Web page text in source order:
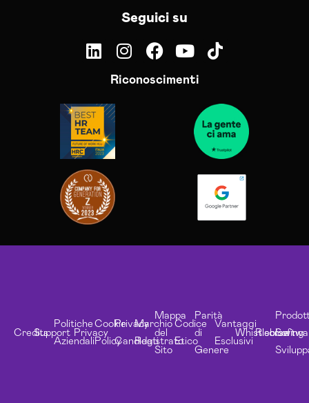
Seguici su
Riconoscimenti
CreditsSupport
Politiche
Aziendali
Privacy
Cookie
Policy
Privacy
Candidati
Marchio
Registrato
Mappa
del
Sito
Codice
Etico
Parità
di
Genere
Vantaggi
Esclusivi
Whistleblowing
Risorse